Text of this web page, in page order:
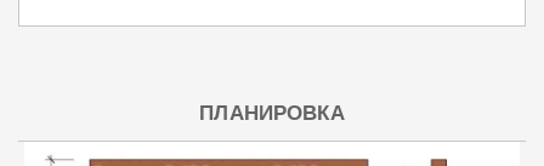
ПЛАНИРОВКА